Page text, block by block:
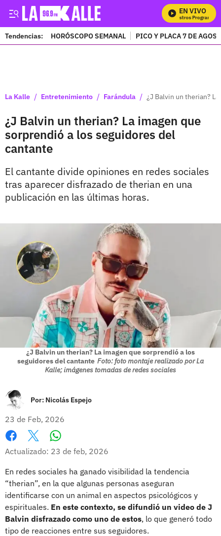
EN VIVO
Mira Todos Nuestros Programas
Tendencias: HORÓSCOPO SEMANAL PICO Y PLACA 7 DE
La Kalle / Entretenimiento / Farándula / ¿J Balvin un therian?
¿J Balvin un therian? La imagen que
sorprendió a los seguidores del
cantante
El cantante divide opiniones en redes sociales
tras aparecer disfrazado de therian en una
publicación en las últimas horas.
¿J Balvin un therian? La imagen que sorprendió a los
seguidores del cantante Foto: foto montaje realizado por La
Kalle; imágenes tomadas de redes sociales
Por: Nicolás Espejo
23 de Feb, 2026
Facebook
X
Actualizado: 23 de feb, 2026
En redes sociales ha ganado visibilidad la tendencia
“therian”, en la que algunas personas aseguran
identificarse con un animal en aspectos psicológicos y
espirituales. En este contexto, se difundió un video de J
Balvin disfrazado como uno de estos, lo que generó todo
tipo de reacciones entre sus seguidores.